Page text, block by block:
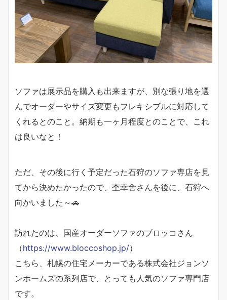
ソファは展示品を購入も出来ますが、別な張り地を選
んでオーダーやサイズ変更もフレキシブルに対応して
くれるとのこと。納期も一ヶ月程度とのことで、これ
は良いなと！
ただ、その後に行く予定だった石狩のソファ専店を見
てから決めたかったので、杢幸舎さんを後に、石狩へ
向かいました～🚗
訪れたのは、国産オーダーソファのブロッコさん
（https://www.bloccoshop.jp/）
こちら、札幌の住宅メーカーである株式会社ジョンソ
ンホームズの系列店で、とっても人気のソファ専門店
です。